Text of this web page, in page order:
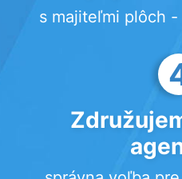
s majiteľmi plôch